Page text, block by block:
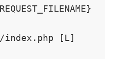
index.php [L]